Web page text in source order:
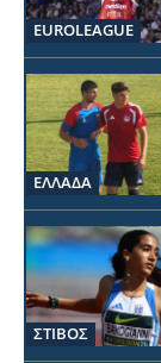
EUROLEAGUE
ΕΛΛΑΔΑ
ΣΤΙΒΟΣ